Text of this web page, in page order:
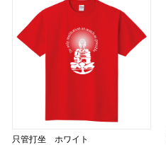
只管打坐 ホワイト